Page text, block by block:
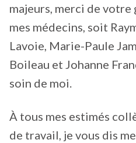
majeurs, merci de
mes médecins, soit
Lavoie, Marie-Paule
Boileau et Johanne
soin de moi.
À tous mes estimés
de travail, je vous dis